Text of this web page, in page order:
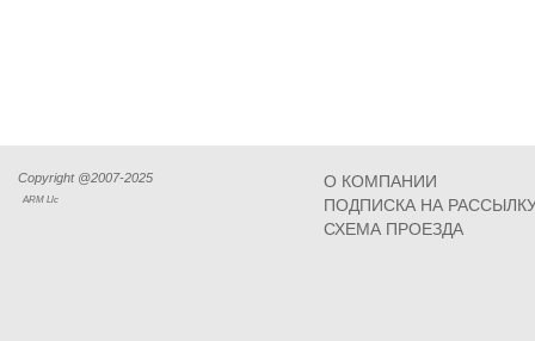
Copyright @2007-2025
ARM Llc
О КОМПАНИИ
ПОДПИСКА НА
СХЕМА ПРОЕЗДА